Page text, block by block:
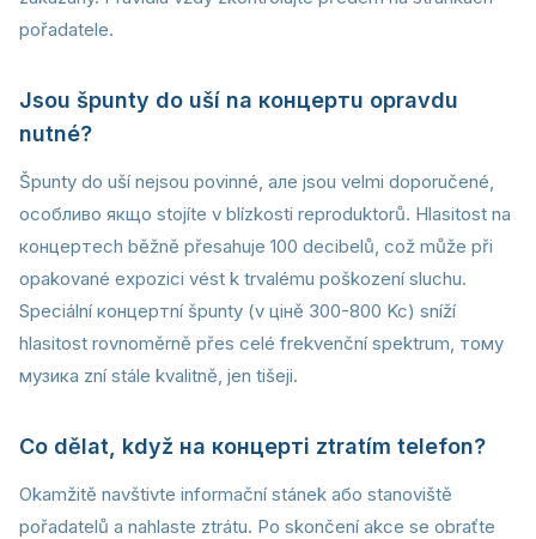
pořadatele.
Jsou špunty do uší na концертu opravdu
nutné?
Špunty do uší nejsou povinné, але jsou velmi doporučené,
особливо якщо stojíte v blízkosti reproduktorů. Hlasitost na
концертech běžně přesahuje 100 decibelů, což může při
opakované expozici vést k trvalému poškození sluchu.
Speciální концертní špunty (v цінě 300-800 Kc) sníží
hlasitost rovnoměrně přes celé frekvenční spektrum, тому
музика zní stále kvalitně, jen tišeji.
Co dělat, když на концерті ztratím telefon?
Okamžitě navštivte informační stánek або stanoviště
pořadatelů a nahlaste ztrátu. Po skončení akce se obraťte